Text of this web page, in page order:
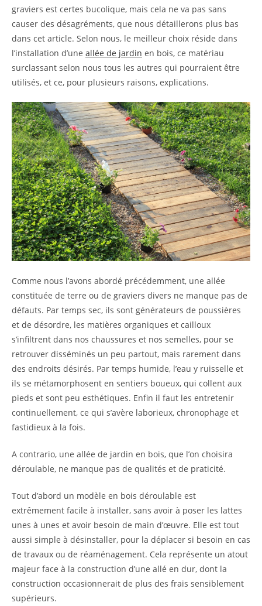
graviers est certes bucolique, mais cela ne va pas sans
causer des désagréments, que nous détaillerons plus bas
dans cet article. Selon nous, le meilleur choix réside dans
l’installation d’une allée de jardin en bois, ce matériau
surclassant selon nous tous les autres qui pourraient être
utilisés, et ce, pour plusieurs raisons, explications.
Comme nous l’avons abordé précédemment, une allée
constituée de terre ou de graviers divers ne manque pas de
défauts. Par temps sec, ils sont générateurs de poussières
et de désordre, les matières organiques et cailloux
s’infiltrent dans nos chaussures et nos semelles, pour se
retrouver disséminés un peu partout, mais rarement dans
des endroits désirés. Par temps humide, l’eau y ruisselle et
ils se métamorphosent en sentiers boueux, qui collent aux
pieds et sont peu esthétiques. Enfin il faut les entretenir
continuellement, ce qui s’avère laborieux, chronophage et
fastidieux à la fois.
A contrario, une allée de jardin en bois, que l’on choisira
déroulable, ne manque pas de qualités et de praticité.
Tout d’abord un modèle en bois déroulable est
extrêmement facile à installer, sans avoir à poser les lattes
unes à unes et avoir besoin de main d’œuvre. Elle est tout
aussi simple à désinstaller, pour la déplacer si besoin en cas
de travaux ou de réaménagement. Cela représente un atout
majeur face à la construction d’une allé en dur, dont la
construction occasionnerait de plus des frais sensiblement
supérieurs.